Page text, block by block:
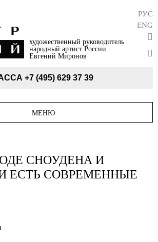
художественный руководитель
народный артист России
Евгений Миронов
РУС
ENG
+7 (495) 629 37 39
МЕНЮ
СНОУДЕНА И
ЕСТЬ СОВРЕМЕННЫЕ